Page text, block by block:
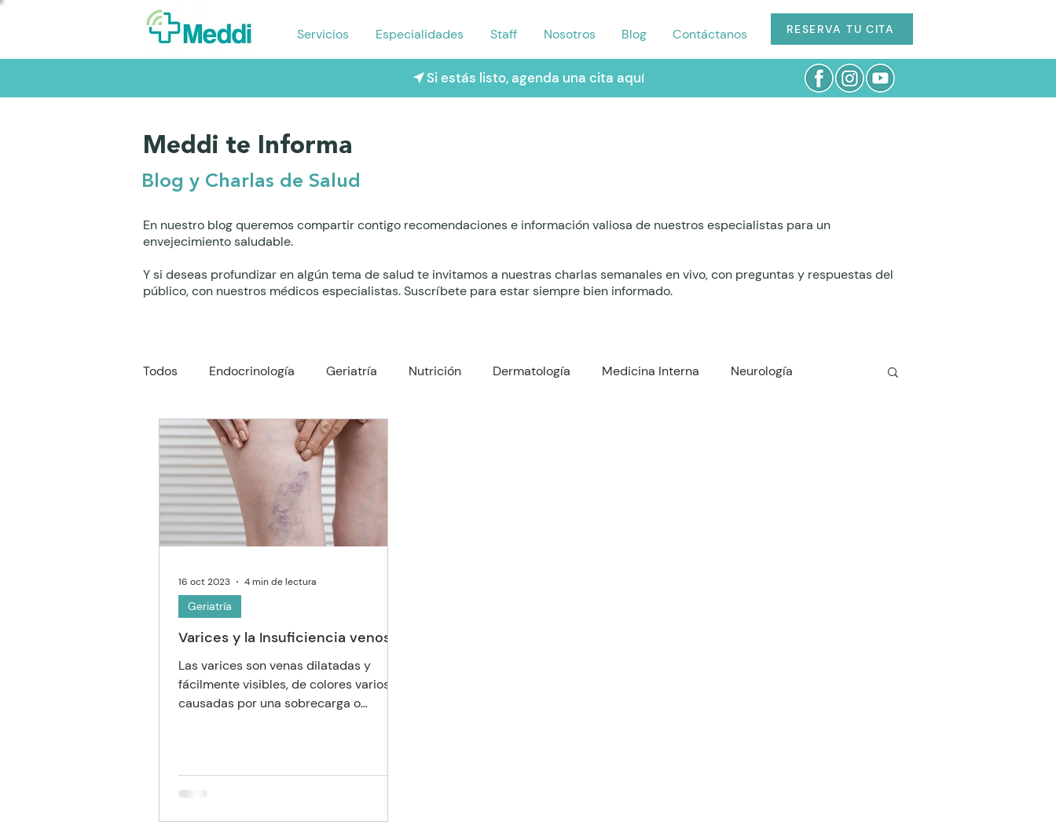
Servicios Especialidades Staff Nosotros Blog Contáctanos RESERVA TU CITA
Si estás listo, agenda una cita aquí
Meddi te Informa
Blog y Charlas de Salud
En nuestro blog queremos compartir contigo recomendaciones e información valiosa de nuestros especialistas para un
envejecimiento saludable.
Y si deseas profundizar en algún tema de salud te invitamos a nuestras charlas semanales en vivo, con preguntas y respuestas del
público, con nuestros médicos especialistas. Suscríbete para estar siempre bien informado.
Todos Endocrinología Geriatría Nutrición Dermatología Medicina Interna Neurología
Reumatología Gastroenterología
Oftalmología Neumología
Varices y la Insuficiencia venosa
Las varices son venas dilatadas y
fácilmente visibles, de colores varios,
causadas por una sobrecarga o
Geriatría
16 oct 2023 4 min de lectura